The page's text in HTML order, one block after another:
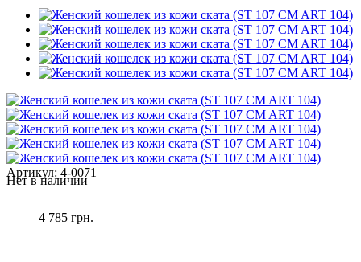
Артикул: 4-0071
Нет в наличии
4 785 грн.